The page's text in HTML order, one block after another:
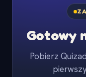
Gotowy
Pobierz